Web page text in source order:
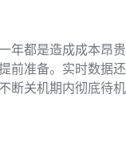
年都是造成成本昂
前准备。实时数据
断关机期内彻底待